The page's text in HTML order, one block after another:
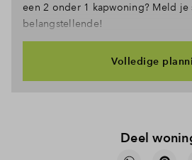
een 2 onder 1 kapwoning? Meld je
belangstellende!
Volledige
Deel